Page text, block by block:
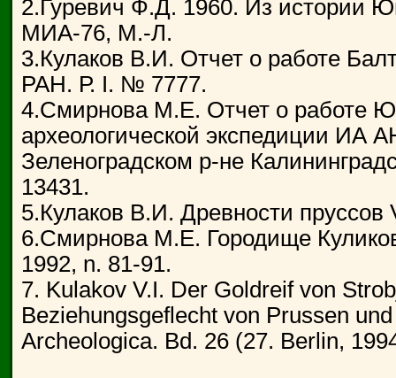
2.Гуревич Ф.Д. 1960. Из истории
МИА-76, М.-Л.
3.Кулаков В.И. Отчет о работе
РАН. Р. I. № 7777.
4.Смирнова М.Е. Отчет о работе
археологической экспедиции ИА
Зеленоградском р-не
13431.
5.Кулаков В.И. Древности
6.Смирнова М.Е. Городище
1992, n. 81-91.
7. Kulakov V.I. Der Goldreif von
Beziehungsgeflecht von Prussen
Archeologica. Bd. 26 (27. Berlin,